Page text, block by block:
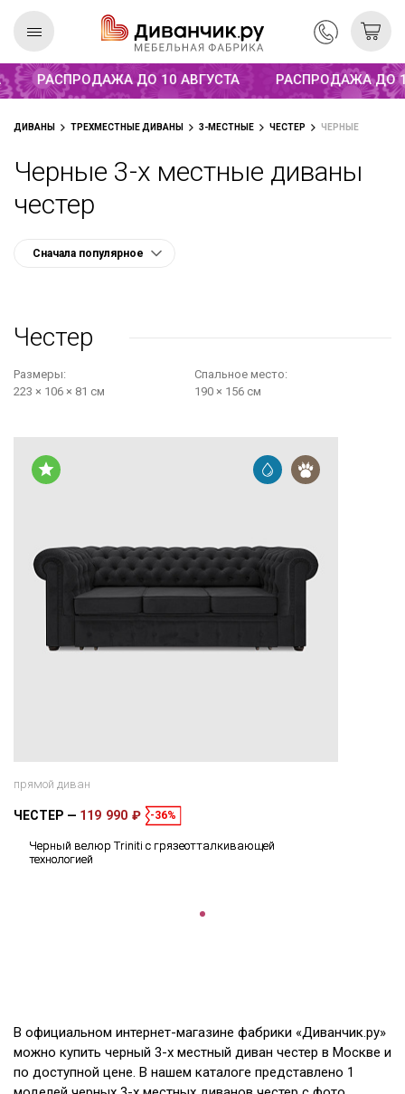
Распродажа до 10 августа
РАСПРОДАЖА ДО 10 АВГУСТА
РАСПРОДАЖА ДО
ДИВАНЫ ТРЕХМЕСТНЫЕ ДИВАНЫ 3-МЕСТНЫЕ ЧЕСТЕР ЧЕРНЫЕ
Черные 3-х местные диваны
честер
Честер
Размеры:
223 × 106 × 81 см
Cпальное место:
190 × 156 см
прямой диван
ЧЕСТЕР 119 990 ₽ -36%
Черный велюр Triniti с грязеотталкивающей
технологией
В официальном интернет-магазине фабрики «Диванчик.ру»
можно купить черный 3-х местный диван честер в Москве и
по доступной цене. В нашем каталоге представлено 1
коллекция